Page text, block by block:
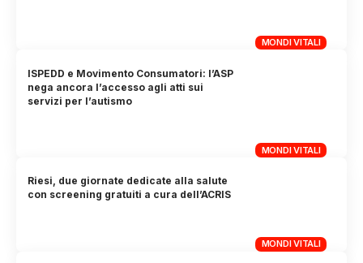
MONDI VITALI
MONDI VITALI
ISPEDD e Movimento Consumatori: l’ASP
nega ancora l’accesso agli atti sui
servizi per l’autismo
MONDI VITALI
Riesi, due giornate dedicate alla salute
con screening gratuiti a cura dell’ACRIS